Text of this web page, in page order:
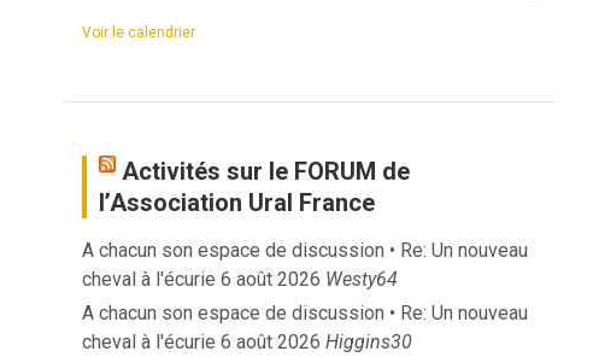
Voir le calendrier
Activités sur le FORUM de
l’Association Ural France
A chacun son espace de discussion • Re: Un nouveau
cheval à l'écurie 6 août 2026 Westy64
A chacun son espace de discussion • Re: Un nouveau
cheval à l'écurie 6 août 2026 Higgins30